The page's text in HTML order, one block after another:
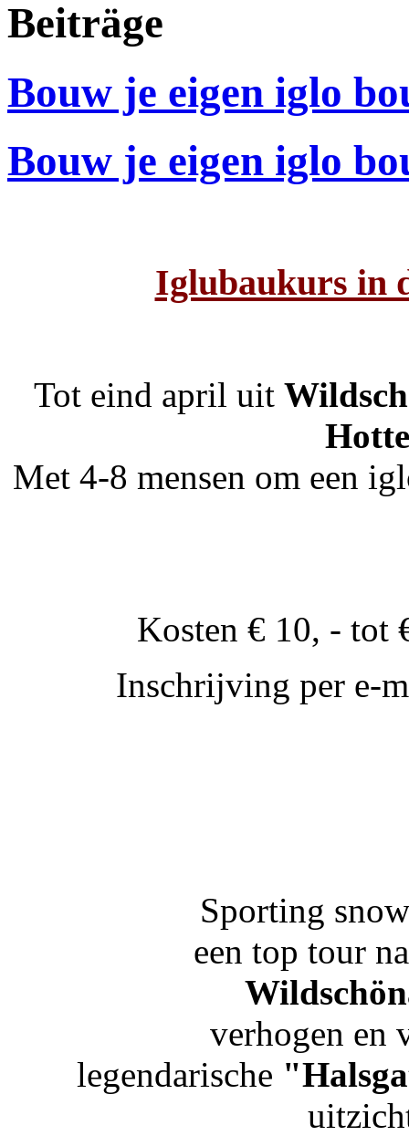
Beiträge
Bouw je eigen iglo
Bouw je eigen iglo
Iglubaukurs in
Tot eind april uit
Met 4-8 mensen om een
Kosten € 10, - tot
Inschrijving per e-
Sporting
een top tour
verhogen en
legendarische